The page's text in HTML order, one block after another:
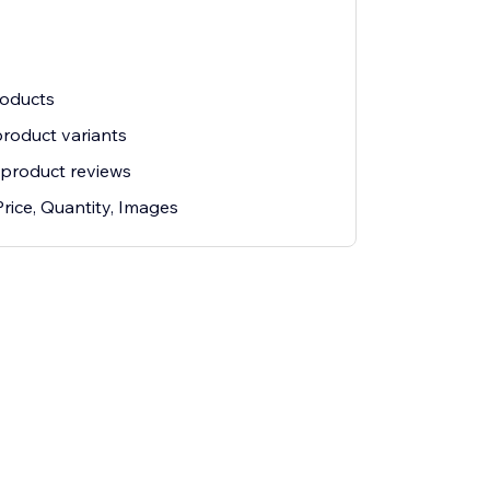
variants
reviews
Quantity, Images